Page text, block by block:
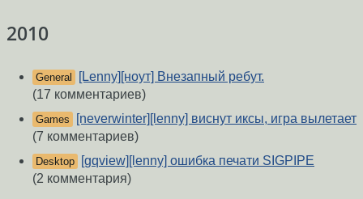
2010
General
[Lenny][ноут] Внезапный ребут.
(17 комментариев)
Games
[neverwinter][lenny] виснут иксы, игра вылетает
(7 комментариев)
Desktop
[gqview][lenny] ошибка печати SIGPIPE
(2 комментария)